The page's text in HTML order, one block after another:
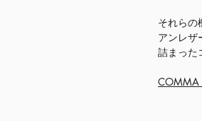
それらの
アンレザ
詰まった